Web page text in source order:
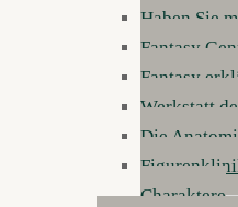
Haben Sie
Fantasy
Fantasy
Werkstatt
Die
Charaktere